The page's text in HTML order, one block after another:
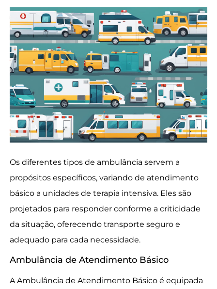
Os diferentes tipos de ambulância servem a
propósitos específicos, variando de atendimento
básico a unidades de terapia intensiva. Eles são
projetados para responder conforme a criticidade
da situação, oferecendo transporte seguro e
adequado para cada necessidade.
Ambulância de Atendimento Básico
A Ambulância de Atendimento Básico é equipada